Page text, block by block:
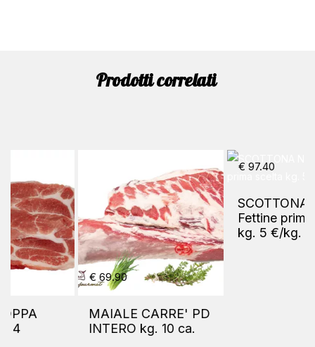
Prodotti correlati
MAIALE CARRE' PD
INTERO kg. 10 ca.
SCOTTONA NOCE
Fettine prima scelta
kg. 5 €/kg. 19.48
€ 97.40